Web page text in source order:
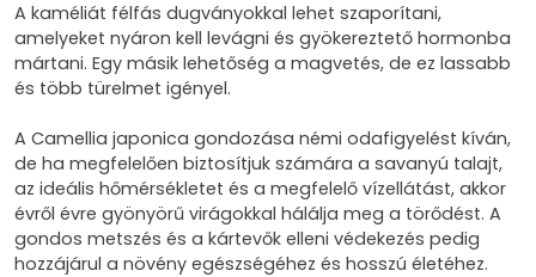
A kaméliát félfás dugványokkal lehet szaporítani,
amelyeket nyáron kell levágni és gyökereztető hormonba
mártani. Egy másik lehetőség a magvetés, de ez lassabb
és több türelmet igényel.
A Camellia japonica gondozása némi odafigyelést kíván,
de ha megfelelően biztosítjuk számára a savanyú talajt,
az ideális hőmérsékletet és a megfelelő vízellátást, akkor
évről évre gyönyörű virágokkal hálálja meg a törődést. A
gondos metszés és a kártevők elleni védekezés pedig
hozzájárul a növény egészségéhez és hosszú életéhez.